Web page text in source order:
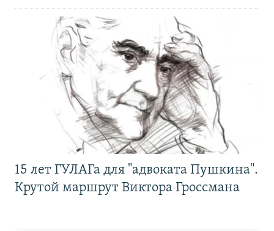
15 лет ГУЛАГа для "адвоката Пушкина".
Крутой маршрут Виктора Гроссмана